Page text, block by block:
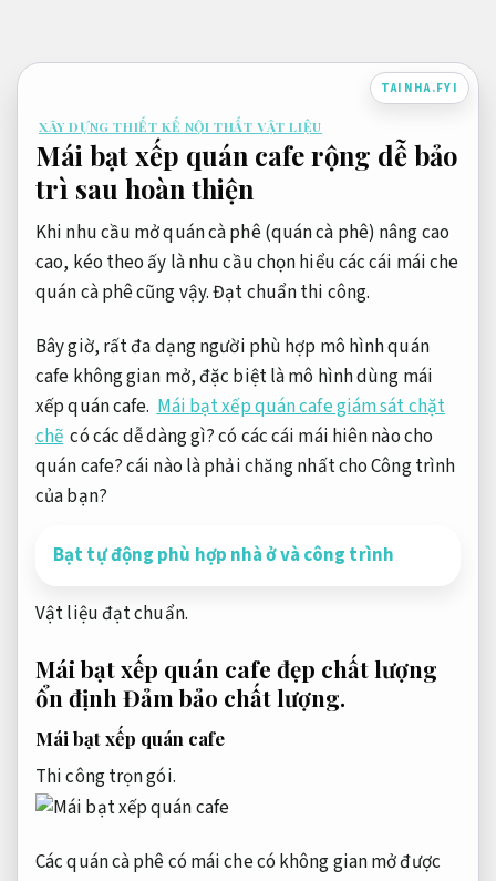
nội
TAINHA.FYI
XÂY DỰNG THIẾT KẾ NỘI THẤT VẬT LIỆU
Mái bạt xếp quán cafe rộng dễ bảo
trì sau hoàn thiện
Khi nhu cầu mở quán cà phê (quán cà phê) nâng cao
cao, kéo theo ấy là nhu cầu chọn hiểu các cái mái che
quán cà phê cũng vậy.Đạt chuẩn thi công.
Bây giờ, rất đa dạng người phù hợp mô hình quán
cafe không gian mở, đặc biệt là mô hình dùng mái
xếp quán cafe. Mái bạt xếp quán cafe giám sát chặt
chẽ có các dễ dàng gì? có các cái mái hiên nào cho
quán cafe? cái nào là phải chăng nhất cho Công trình
của bạn?
Bạt tự động phù hợp nhà ở và công trình
Vật liệu đạt chuẩn.
Mái bạt xếp quán cafe đẹp chất lượng
ổn định Đảm bảo chất lượng.
Mái bạt xếp quán cafe
Thi công trọn gói.
Các quán cà phê có mái che có không gian mở được